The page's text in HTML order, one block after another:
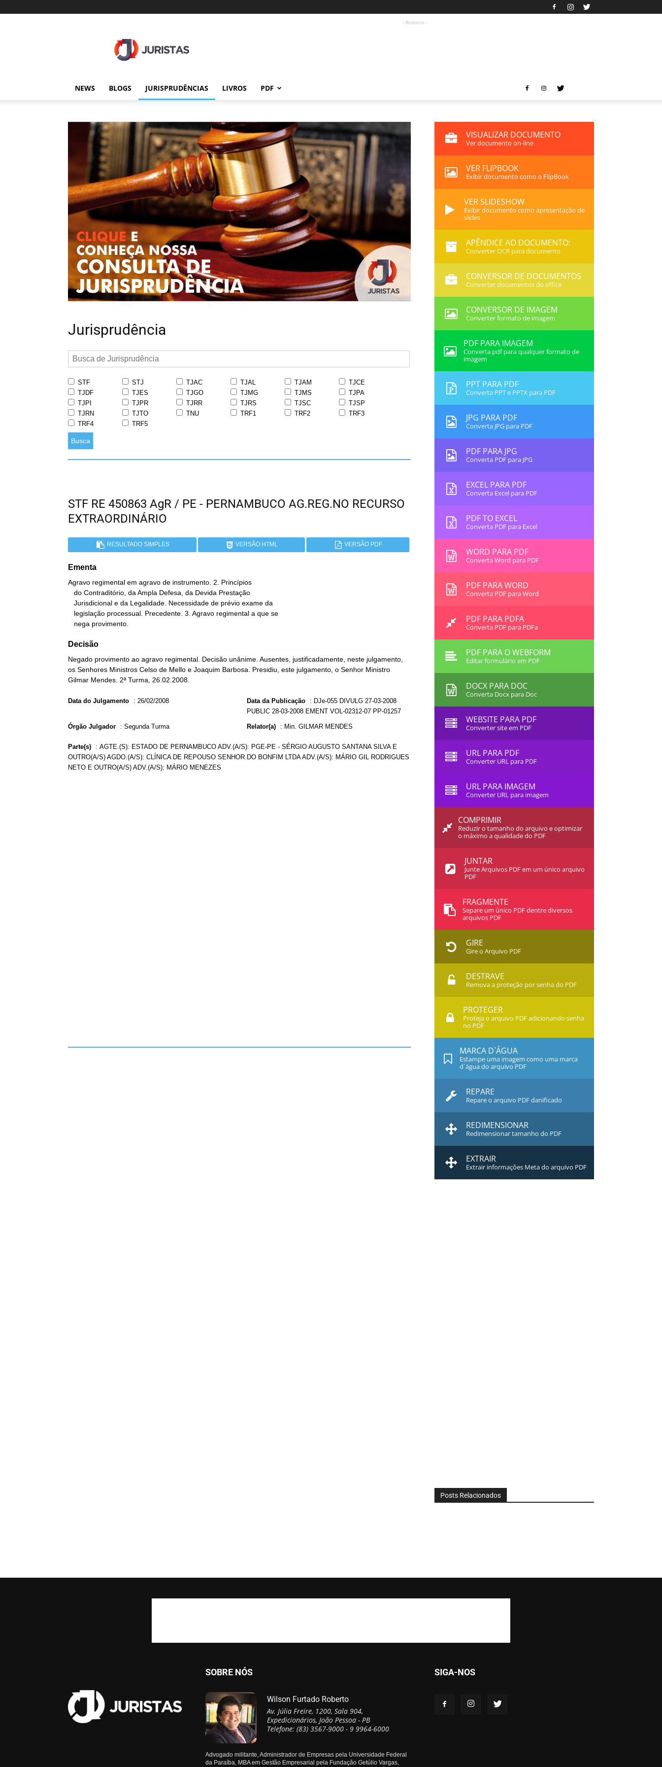
- Anúncio -
NEWS BLOGS JURISPRUDÊNCIAS LIVROS PDF
Jurisprudência
STF STJ TJAC TJAL TJAM
TJCE
TJDF
TJES TJGO TJMG TJMS
TJPA
TJPI
TJPR TJRR TJRS TJSC
TJSP
TJRN
TJTO TNU TRF1 TRF2
TRF3
TRF4
TRF5
Busca
STF RE 450863 AgR / PE - PERNAMBUCO AG.REG.NO RECURSO
EXTRAORDINÁRIO
RESULTADO SIMPLES VERSÃO HTML VERSÃO PDF
Ementa
Agravo regimental em agravo de instrumento. 2. Princípios
   nega provimento.
Decisão
Negado provimento ao agravo regimental. Decisão unânime. Ausentes, justificadamente, neste julgamento,
os Senhores Ministros Celso de Mello e Joaquim Barbosa. Presidiu, este julgamento, o Senhor Ministro
Gilmar Mendes. 2ª Turma, 26.02.2008.
Data do Julgamento : 26/02/2008 Data da Publicação : DJe-055 DIVULG 27-03-2008
PUBLIC 28-03-2008 EMENT VOL-02312-07 PP-01257
Órgão Julgador : Segunda Turma Relator(a) : Min. GILMAR MENDES
Parte(s) : AGTE.(S): ESTADO DE PERNAMBUCO ADV.(A/S): PGE-PE - SÉRGIO AUGUSTO SANTANA SILVA E
OUTRO(A/S) AGDO.(A/S): CLÍNICA DE REPOUSO SENHOR DO BONFIM LTDA ADV.(A/S): MÁRIO GIL RODRIGUES
NETO E OUTRO(A/S) ADV.(A/S): MÁRIO MENEZES
VISUALIZAR DOCUMENTO
Ver documento on-line
VER FLIPBOOK
Exibir documento como o FlipBook
VER SLIDESHOW
Exibir documento como apresentação de
slides
APÊNDICE AO DOCUMENTO:
Converter OCR para documento
CONVERSOR DE DOCUMENTOS
Converter documentos do office
CONVERSOR DE IMAGEM
Converter formato de imagem
PDF PARA IMAGEM
Converta pdf para qualquer formato de
imagem
PPT PARA PDF
Converta PPT e PPTX para PDF
JPG PARA PDF
Converta JPG para PDF
PDF PARA JPG
Converta PDF para JPG
EXCEL PARA PDF
Converta Excel para PDF
PDF TO EXCEL
Converta PDF para Excel
WORD PARA PDF
Converta Word para PDF
PDF PARA WORD
Converta PDF para Word
PDF PARA PDFA
Converta PDF para PDFa
PDF PARA O WEBFORM
Editar formulário em PDF
DOCX PARA DOC
Converta Docx para Doc
WEBSITE PARA PDF
Converter site em PDF
URL PARA PDF
Converter URL para PDF
URL PARA IMAGEM
Converter URL para imagem
COMPRIMIR
Reduzir o tamanho do arquivo e optimizar
o máximo a qualidade do PDF
JUNTAR
Junte Arquivos PDF em um único arquivo
PDF
FRAGMENTE
Separe um único PDF dentre diversos
arquivos PDF
GIRE
Gire o Arquivo PDF
DESTRAVE
Remova a proteção por senha do PDF
PROTEGER
Proteja o arquivo PDF adicionando senha
no PDF
MARCA D`ÁGUA
Estampe uma imagem como uma marca
d`água do arquivo PDF
REPARE
Repare o arquivo PDF danificado
REDIMENSIONAR
Redimensionar tamanho do PDF
EXTRAIR
Extrair informações Meta do arquivo PDF
Posts Relacionados
SOBRE NÓS
Wilson Furtado Roberto
Av. Júlia Freire, 1200, Sala 904,
Expedicionários, João Pessoa - PB
Telefone: (83) 3567-9000 - 9 9964-6000
Advogado militante, Administrador de Empresas pela Universidade Federal
da Paraíba, MBA em Gestão Empresarial pela Fundação Getúlio Vargas,
SIGA-NOS